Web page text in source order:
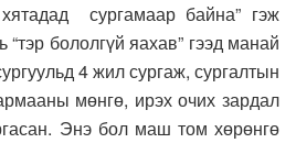
сургамаар байна” гэж
бололгүй яахав” гээд манай
4 жил сургаж, сургалтын
мөнгө, ирэх очих зардал
Энэ бол маш том хөрөнгө